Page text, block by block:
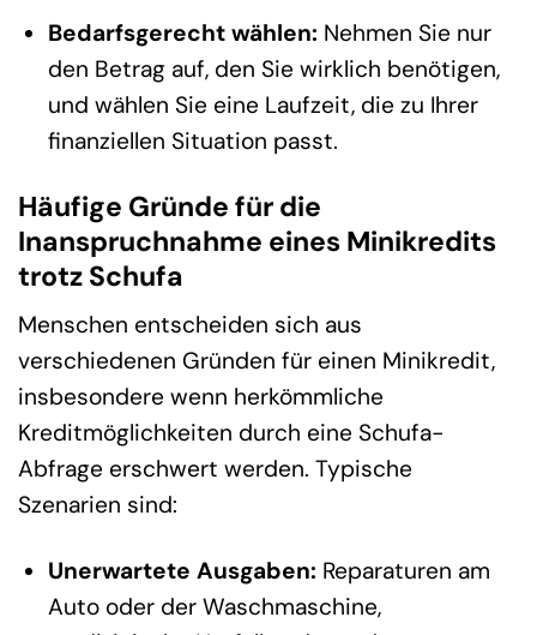
Bedarfsgerecht wählen: Nehmen Sie nur
den Betrag auf, den Sie wirklich benötigen,
und wählen Sie eine Laufzeit, die zu Ihrer
finanziellen Situation passt.
Häufige Gründe für die
Inanspruchnahme eines Minikredits
trotz Schufa
Menschen entscheiden sich aus
verschiedenen Gründen für einen Minikredit,
insbesondere wenn herkömmliche
Kreditmöglichkeiten durch eine Schufa-
Abfrage erschwert werden. Typische
Szenarien sind:
Unerwartete Ausgaben: Reparaturen am
Auto oder der Waschmaschine,